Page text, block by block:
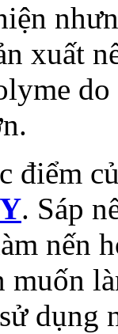
xuất
điểm
. Sáp
nến
muốn
dụng